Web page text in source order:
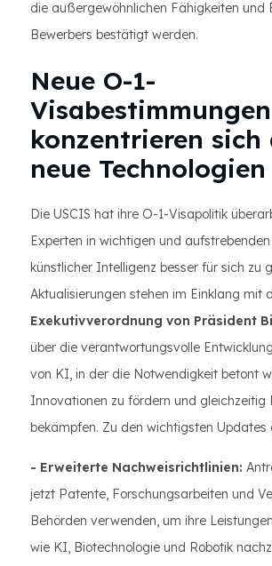
die außergewöhnlichen Fähigkeiten und
Bewerbers bestätigt werden.
Neue O-1-
Visabestimmungen
konzentrieren sich
neue Technologien
Die USCIS hat ihre O-1-Visapolitik
Experten in wichtigen und
künstlicher Intelligenz besser für sich zu
Aktualisierungen stehen im Einklang mit
Exekutivverordnung von Präsident
über die verantwortungsvolle
von KI, in der die Notwendigkeit betont
Innovationen zu fördern und gleichzeitig
bekämpfen. Zu den wichtigsten Updates
- Erweiterte Nachweisrichtlinien:
jetzt Patente, Forschungsarbeiten und
Behörden verwenden, um ihre
wie KI, Biotechnologie und Robotik